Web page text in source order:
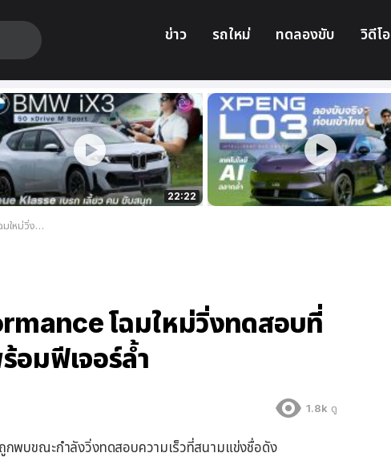
ข่าว รถใหม่ ทดลองขับ วิดีโอ
22:22
ร้อมฟีเจอร์ล้ำ
โฉมใหม่วิ่งทดสอบที่
มฟีเจอร์ล้ำ
1.8k ดู
พบขณะกำลังวิ่งทดสอบความเร็วที่สนามแข่งชื่อดัง